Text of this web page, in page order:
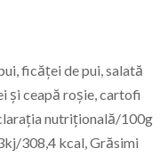
ficăței de pui, salată
și ceapă roșie, cartofi
nutrițională/100g
308,4 kcal, Grăsimi